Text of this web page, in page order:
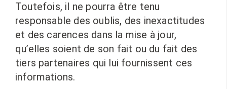
Toutefois, il ne pourra être tenu
responsable des oublis, des inexactitudes
et des carences dans la mise à jour,
qu’elles soient de son fait ou du fait des
tiers partenaires qui lui fournissent ces
informations.